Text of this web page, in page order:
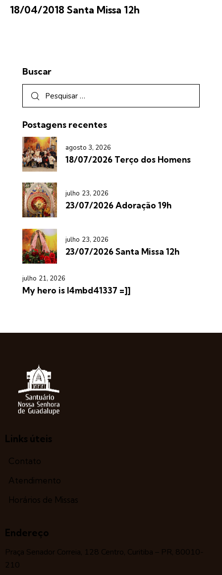
18/04/2018 Santa Missa 12h
Buscar
Postagens recentes
agosto 3, 2026
18/07/2026 Terço dos Homens
julho 23, 2026
23/07/2026 Adoração 19h
julho 23, 2026
23/07/2026 Santa Missa 12h
julho 21, 2026
My hero is l4mbd41337 =]]
Links úteis
Contato
Atendimento
Horários de Missas
Endereço
Praça Senador Correia, 128 Centro, Curitiba – PR, 80010-
210